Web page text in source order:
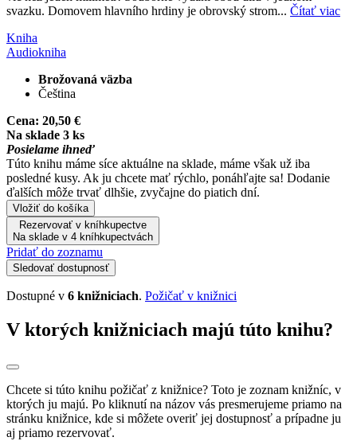
svazku. Domovem hlavního hrdiny je obrovský strom... Čítať viac
Kniha
Audiokniha
Brožovaná väzba
Čeština
Cena: 20,50 €
Na sklade 3 ks
Posielame ihneď
Túto knihu máme síce aktuálne na sklade, máme však už iba
posledné kusy. Ak ju chcete mať rýchlo, ponáhľajte sa! Dodanie
ďalších môže trvať dlhšie, zvyčajne do piatich dní.
Vložiť do košíka
Rezervovať v kníhkupectve
Na sklade v 4 kníhkupectvách
Pridať do zoznamu
Sledovať dostupnosť
Dostupné v 6 knižniciach. Požičať v knižnici
V ktorých knižniciach majú túto knihu?
Chcete si túto knihu požičať z knižnice? Toto je zoznam knižníc, v
ktorých ju majú. Po kliknutí na názov vás presmerujeme priamo na
stránku knižnice, kde si môžete overiť jej dostupnosť a prípadne ju
aj priamo rezervovať.